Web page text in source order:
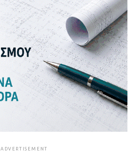
ADVERTISEMENT